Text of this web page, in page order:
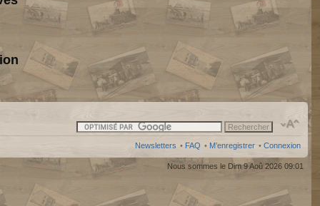
Newsletters • FAQ • M’enregistrer • Connexion
Nous sommes le Dim 9 Aoû 2026 09:01